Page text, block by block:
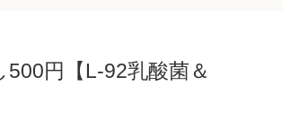
円【L-92乳酸菌＆